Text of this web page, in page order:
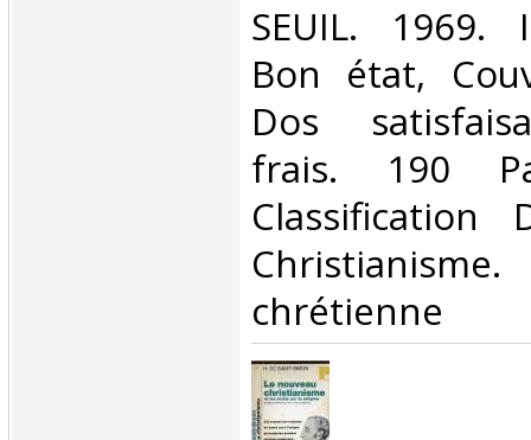
‎SEUIL. 1969.
Bon état,
Dos
frais. 190
Classification
chrétienne‎